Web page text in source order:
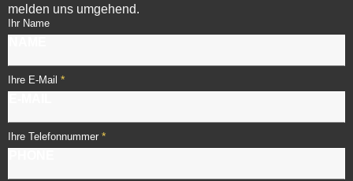
melden uns umgehend.
Ihr Name
Ihre E-Mail *
Ihre Telefonnummer *